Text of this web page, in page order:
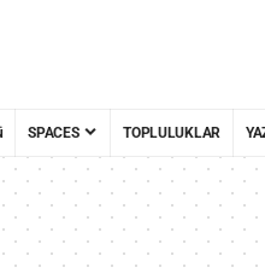
SPACES TOPLULUKLAR